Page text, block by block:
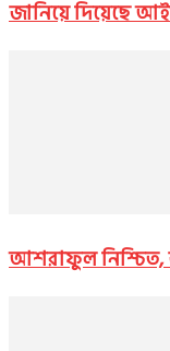
জানিয়ে দিয়েছে
আশরাফুল নিশ্চিত,